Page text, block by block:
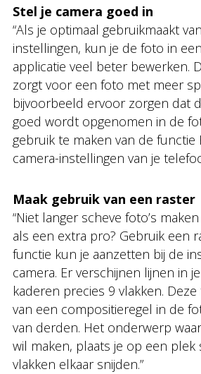
Stel je camera goed in
“Als je optimaal gebruikmaakt
instellingen, kun je de foto in
applicatie veel beter bewerken.
zorgt voor een foto met meer
bijvoorbeeld ervoor zorgen dat
goed wordt opgenomen in de
gebruik te maken van de functie
camera-instellingen van je
Maak gebruik van een raster
“Niet langer scheve foto’s
als een extra pro? Gebruik een
functie kun je aanzetten bij de
camera. Er verschijnen lijnen in
kaderen precies 9 vlakken.
van een compositieregel in de
van derden. Het onderwerp
wil maken, plaats je op een plek
vlakken elkaar snijden.”